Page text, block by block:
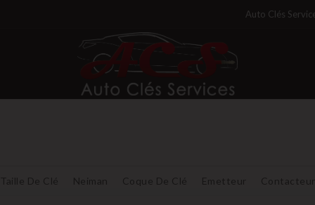
Auto Clés
Taille De Clé Neiman Coque De Clé Emetteur Contacteur